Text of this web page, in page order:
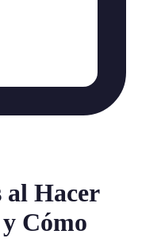
al Hacer
Cómo